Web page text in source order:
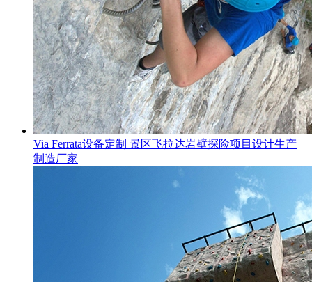
Via Ferrata设备定制 景区飞拉达岩壁探险项目设计生产
制造厂家